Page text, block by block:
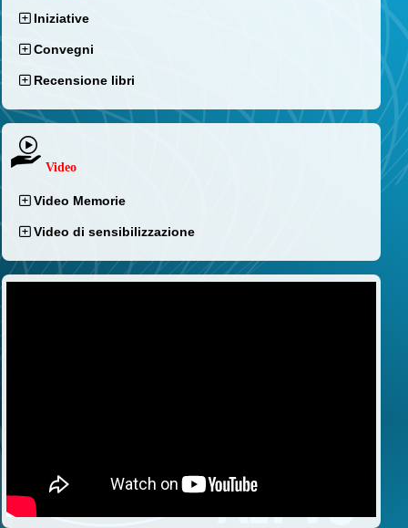
Iniziative
Convegni
Recensione libri
Video
Video Memorie
Video di sensibilizzazione